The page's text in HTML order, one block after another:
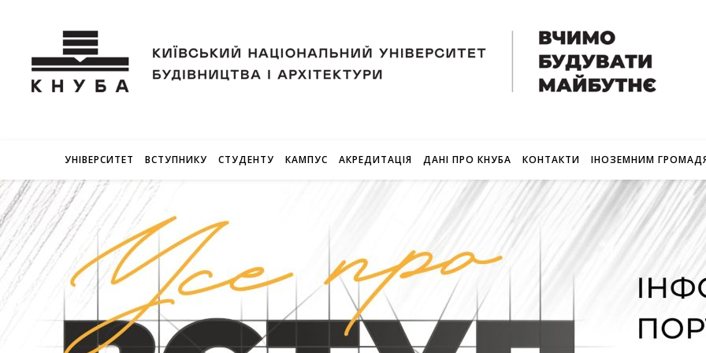
УНІВЕРСИТЕТ ВСТУПНИКУ СТУДЕНТУ КАМПУС АКРЕДИТАЦІЯ ДАНІ ПРО КНУБА КОНТАКТИ ІНОЗЕМНИМ